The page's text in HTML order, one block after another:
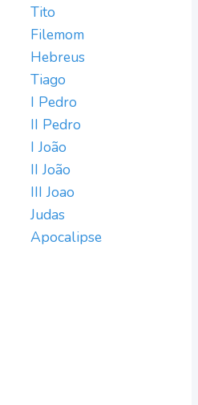
Tito
Filemom
Hebreus
Tiago
I Pedro
II Pedro
I João
II João
III Joao
Judas
Apocalipse